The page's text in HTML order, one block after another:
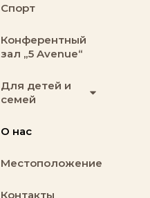
Спорт
Конферентный
зал „5 Avenue“
Для детей и
семей
О нас
Местоположение
Контакты